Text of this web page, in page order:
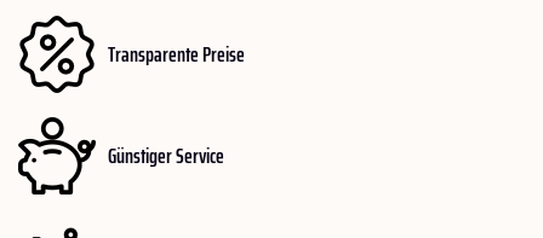
Transparente Preise
Günstiger Service